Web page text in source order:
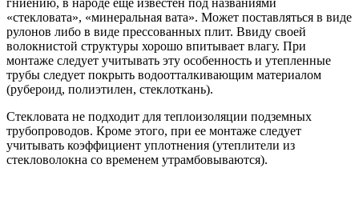
«стекловата», «минеральная вата». Может поставляться в виде
рулонов либо в виде прессованных плит. Ввиду своей
волокнистой структуры хорошо впитывает влагу. При
монтаже следует учитывать эту особенность и утепленные
трубы следует покрыть водоотталкивающим материалом
(рубероид, полиэтилен, стеклоткань).
Стекловата не подходит для теплоизоляции подземных
трубопроводов. Кроме этого, при ее монтаже следует
учитывать коэффициент уплотнения (утеплители из
стекловолокна со временем утрамбовываются).